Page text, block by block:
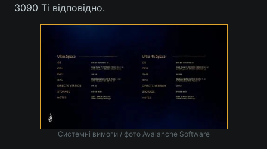
Лонгріди
Думки
Контакти
3090 Ti відповідно.
Системні вимоги / фото Avalanche Software